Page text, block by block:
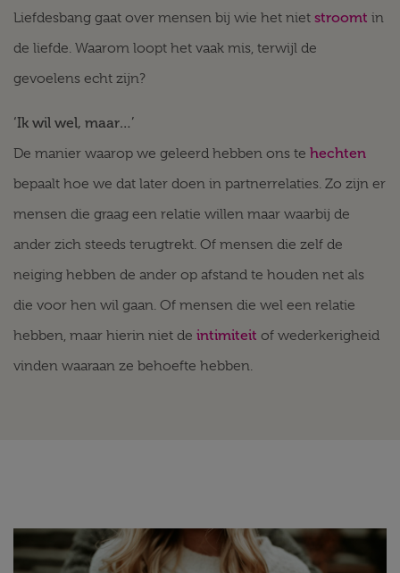
Liefdesbang gaat over mensen bij wie het niet stroomt in
de liefde. Waarom loopt het vaak mis, terwijl de
gevoelens echt zijn?
‘Ik wil wel, maar…’
De manier waarop we geleerd hebben ons te hechten
bepaalt hoe we dat later doen in partnerrelaties. Zo zijn er
mensen die graag een relatie willen maar waarbij de
ander zich steeds terugtrekt. Of mensen die zelf de
neiging hebben de ander op afstand te houden net als
die voor hen wil gaan. Of mensen die wel een relatie
hebben, maar hierin niet de intimiteit of wederkerigheid
vinden waaraan ze behoefte hebben.